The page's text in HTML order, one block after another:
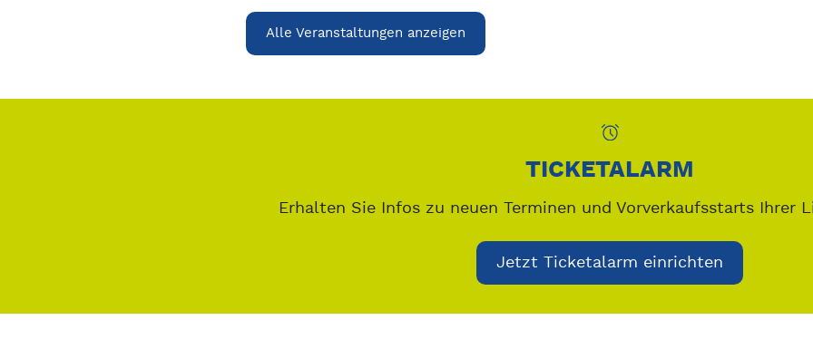
Alle Veranstaltungen anzeigen
TICKETALARM
Erhalten Sie Infos zu neuen Terminen und Vorverkaufsstarts Ihrer
Jetzt Ticketalarm einrichten